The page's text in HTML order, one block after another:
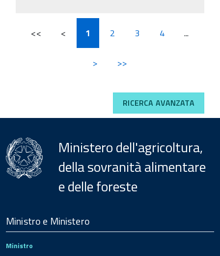
<< < 1 2 3 4 ...
> >>
RICERCA AVANZATA
Ministero dell'agricoltura,
della sovranità alimentare
e delle foreste
Footer
Ministro e Ministero
Ministro